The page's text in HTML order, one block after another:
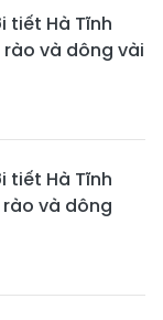
tiết Hà Tĩnh
và dông vài
tiết Hà Tĩnh
và dông